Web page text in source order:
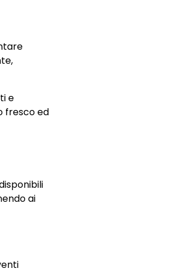
e
fresco ed
ai